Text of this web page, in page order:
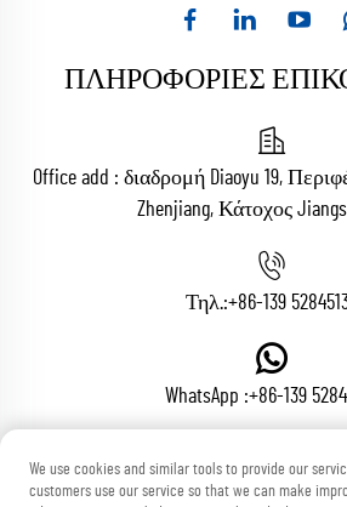
ΠΛΗΡΟΦΟΡΙΕΣ
Office add : διαδρομή Diaoyu 19,
Zhenjiang, Κάτοχος
Τηλ.:+86-139
WhatsApp :+86-139
Email:[email
We use cookies and similar tools to provide our
customers use our service so that we can make